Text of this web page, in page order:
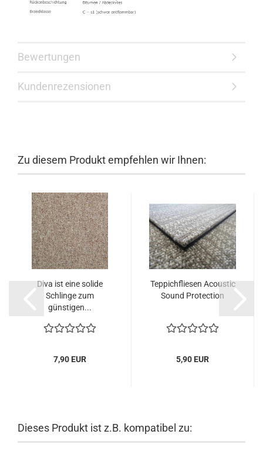
Bewertungen
Kundenrezensionen
Zu diesem Produkt empfehlen wir Ihnen:
Diva ist eine solide
Schlinge zum
günstigen...
7,90 EUR
Teppichfliesen Acoustic
Sound Protection
5,90 EUR
Dieses Produkt ist z.B. kompatibel zu: